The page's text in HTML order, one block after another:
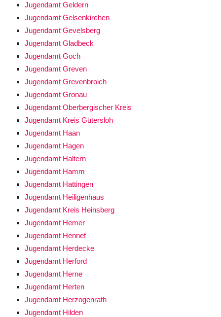
Jugendamt Geldern
Jugendamt Gelsenkirchen
Jugendamt Gevelsberg
Jugendamt Gladbeck
Jugendamt Goch
Jugendamt Greven
Jugendamt Grevenbroich
Jugendamt Gronau
Jugendamt Oberbergischer Kreis
Jugendamt Kreis Gütersloh
Jugendamt Haan
Jugendamt Hagen
Jugendamt Haltern
Jugendamt Hamm
Jugendamt Hattingen
Jugendamt Heiligenhaus
Jugendamt Kreis Heinsberg
Jugendamt Hemer
Jugendamt Hennef
Jugendamt Herdecke
Jugendamt Herford
Jugendamt Herne
Jugendamt Herten
Jugendamt Herzogenrath
Jugendamt Hilden